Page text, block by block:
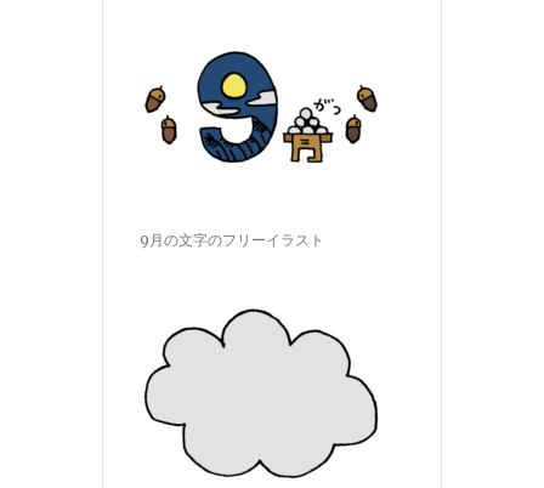
9月の文字のフリーイラスト